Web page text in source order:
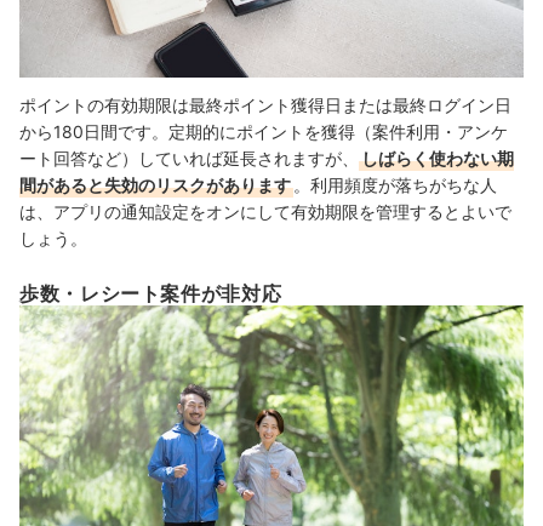
ポイントの有効期限は最終ポイント獲得日または最終ログイン日
から180日間です。定期的にポイントを獲得（案件利用・アンケ
ート回答など）していれば延長されますが、
しばらく使わない期
間があると失効のリスクがあります 。利用頻度が落ちがちな人
は、アプリの通知設定をオンにして有効期限を管理するとよいで
しょう。
歩数・レシート案件が非対応